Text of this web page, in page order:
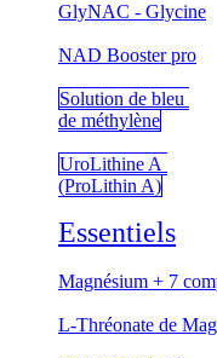
GlyNAC - Glycine
NAD Booster pro
Solution de bleu
de méthylène
UroLithine A
(ProLithin A)
Essentiels
Magnésium + 7
L-Thréonate de